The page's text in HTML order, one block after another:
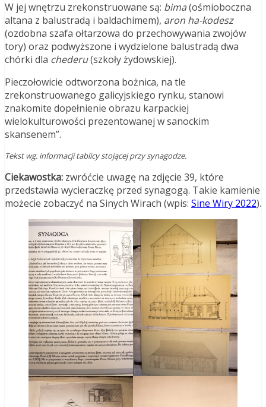
W jej wnętrzu zrekonstruowane są: bima(ośmioboczna
altana z balustradą i baldachimem), aron ha-kodesz
(ozdobna szafa ołtarzowa do przechowywania zwojów
tory) oraz podwyższone i wydzielone balustradą dwa
chórki dla chederu(szkoły żydowskiej).
Pieczołowicie odtworzona bożnica, na tle
zrekonstruowanego galicyjskiego rynku, stanowi
znakomite dopełnienie obrazu karpackiej
wielokulturowości prezentowanej w sanockim
skansenem”.
Tekst wg. informacji tablicy stojącej przy synagodze.
Ciekawostka: zwróćcie uwagę na zdjęcie 39, które
przedstawia wycieraczkę przed synagogą. Takie kamienie
możecie zobaczyć na Sinych Wirach (wpis: Sine Wiry 2022).